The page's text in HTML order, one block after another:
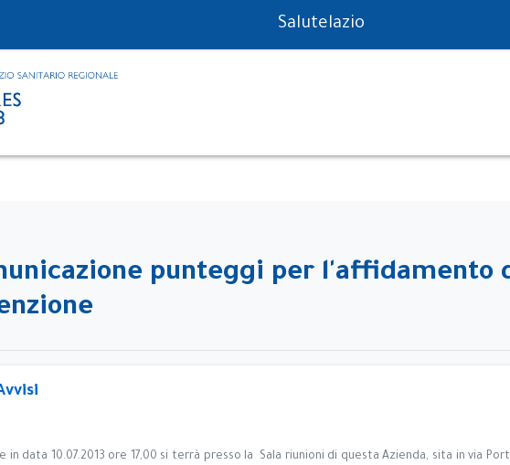
PS in tempo reale
Salutelazio
punteggi per l'affidamento
in data 10.07.2013 ore 17,00 si terrà presso la Sala riunioni di questa Azienda, sita in via